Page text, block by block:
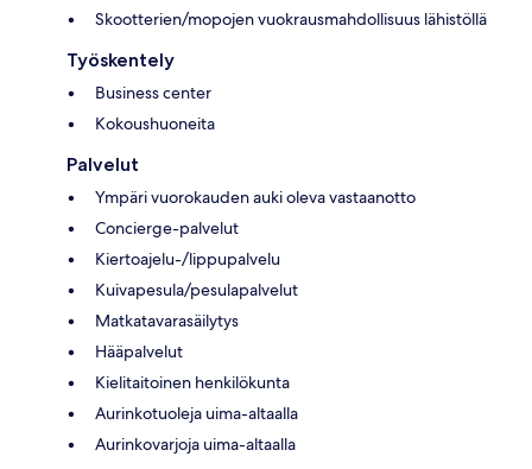
Skootterien/mopojen vuokrausmahdollisuus lähistöllä
Työskentely
Business center
Kokoushuoneita
Palvelut
Ympäri vuorokauden auki oleva vastaanotto
Concierge-palvelut
Kiertoajelu-/lippupalvelu
Kuivapesula/pesulapalvelut
Matkatavarasäilytys
Hääpalvelut
Kielitaitoinen henkilökunta
Aurinkotuoleja uima-altaalla
Aurinkovarjoja uima-altaalla